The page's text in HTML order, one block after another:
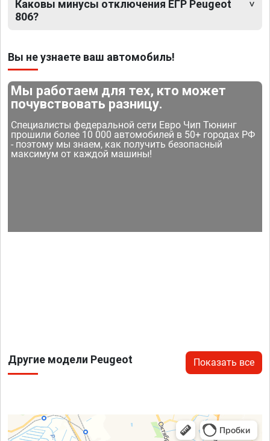
Каковы минусы отключения ЕГР Peugeot
806?
Вы не узнаете ваш автомобиль!
Мы работаем для тех, кто может
почувствовать разницу.
Специалисты федеральной сети Евро Чип Тюнинг
прошили более 10 000 автомобилей в 50+ городах РФ
- поэтому мы знаем, как получить безопасный
максимум от каждой машины!
Другие модели Peugeot Показать все